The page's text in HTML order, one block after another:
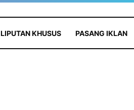
LIPUTAN KHUSUS PASANG IKLAN